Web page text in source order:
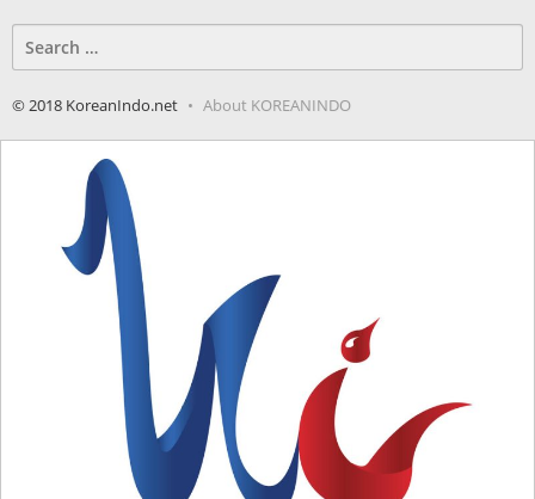
for:
© 2018 KoreanIndo.net About KOREANINDO